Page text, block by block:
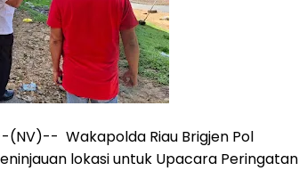
(NV)-- Wakapolda Riau Brigjen Pol
lokasi untuk Upacara Peringatan